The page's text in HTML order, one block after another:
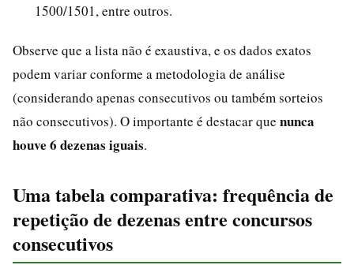
1500/1501, entre outros.
Observe que a lista não é exaustiva, e os dados exatos
podem variar conforme a metodologia de análise
(considerando apenas consecutivos ou também sorteios
não consecutivos). O importante é destacar que nunca
houve 6 dezenas iguais.
Uma tabela comparativa: frequência de
repetição de dezenas entre concursos
consecutivos